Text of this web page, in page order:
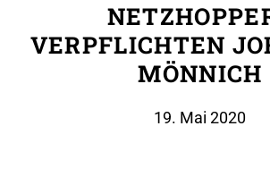
VERPFLICHTEN
MÖNNICH
19. Mai 2020